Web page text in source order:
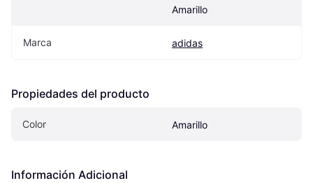
Amarillo
Marca adidas
Propiedades del producto
Color Amarillo
Información Adicional